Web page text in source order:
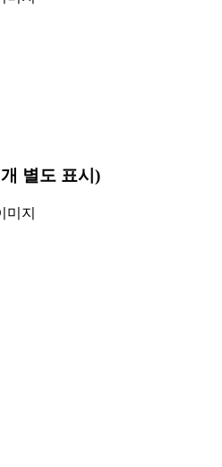
개 별도 표시)